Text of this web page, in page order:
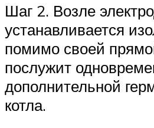
Шаг 2. Возле
устанавливается
помимо своей
послужит
дополнительной
котла.